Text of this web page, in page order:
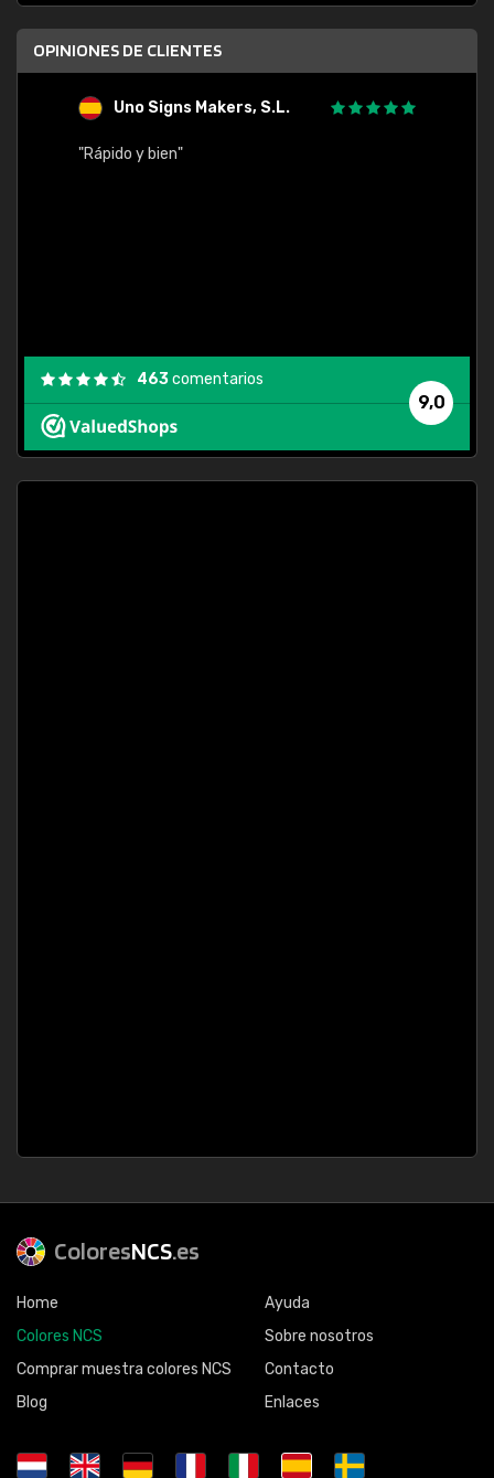
OPINIONES DE CLIENTES
Uno Signs Makers, S.L.
"Rápido y bien"
9,0
463comentarios
ColoresNCS.es
Home
Colores NCS
Comprar muestra colores NCS
Blog
Ayuda
Sobre nosotros
Contacto
Enlaces